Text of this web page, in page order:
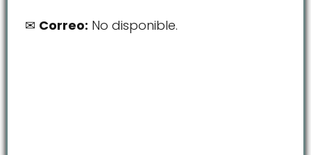
Correo: No disponible.